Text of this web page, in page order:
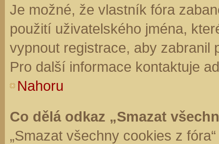
Je možné, že vlastník fóra
použití uživatelského jména,
vypnout registrace, aby zabranil
Pro další informace kontaktuje
Nahoru
Co dělá odkaz „Smazat
„Smazat všechny cookies z